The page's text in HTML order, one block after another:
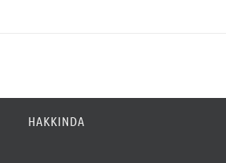
HAKKINDA